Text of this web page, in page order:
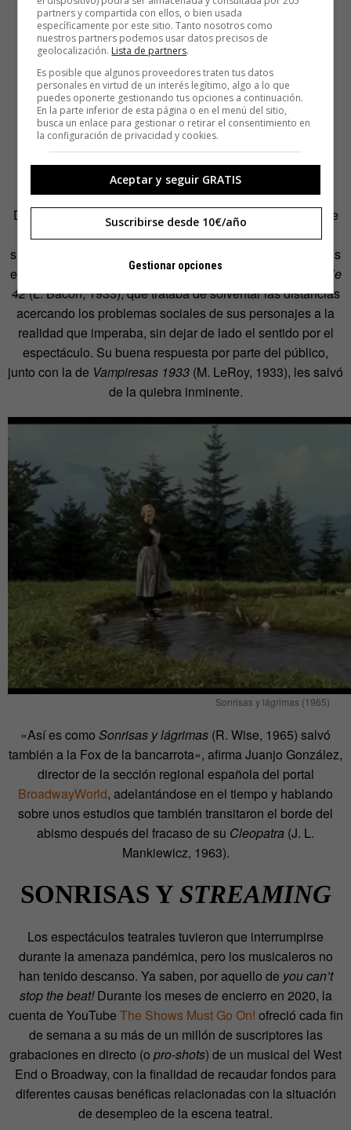
De pronto, al público dejó de interesarle que la realidad de
aquellas películas se pareciese tan poco a la suya y que
sus guiones repitiesen la misma fórmula una y otra vez. Los
estudios de Warner Brothers, por su parte, lanzaron
La calle
42(L. Bacon, 1933), que trataba de solventar las distancias
acercando los problemas sociales de sus personajes a la
realidad que imperaba, sin dejar de lado el sentido por el
espectáculo. Su buena respuesta por parte del público,
junto con la de Vampiresas 1933 (M. LeRoy, 1933), les salvó
de la quiebra inminente.
Sonrisas y lágrimas (1965)
«Así es como Sonrisas y lágrimas (R. Wise, 1965) salvó
también a la Fox de la bancarrota», afirma Juanjo González,
director de la sección regional española del portal
BroadwayWorld, adelantándose en el tiempo y hablando
sobre unos estudios que también transitaron el borde del
abismo después del fracaso de su Cleopatra (J. L.
Mankiewicz, 1963).
SONRISAS Y STREAMING
Los espectáculos teatrales tuvieron que interrumpirse
durante la amenaza pandémica, pero los musicaleros no
han tenido descanso. Ya saben, por aquello de you can’t
stop the beat!Durante los meses de encierro en 2020, la
cuenta de YouTube The Shows Must Go On! ofreció cada fin
de semana a su más de un millón de suscriptores las
grabaciones en directo (o pro-shots) de un musical del West
End o Broadway, con la finalidad de recaudar fondos para
diferentes causas benéficas relacionadas con la situación
de desempleo de la escena teatral.
partners y compartida con ellos, o bien usada
específicamente por este sitio. Tanto nosotros como
nuestros partners podemos usar datos precisos de
geolocalización. Lista de partners.
Es posible que algunos proveedores traten tus datos
personales en virtud de un interés legítimo, algo a lo que
puedes oponerte gestionando tus opciones a continuación.
En la parte inferior de esta página o en el menú del sitio,
busca un enlace para gestionar o retirar el consentimiento en
la configuración de privacidad y cookies.
Aceptar y seguir GRATIS
Suscribirse desde 10€/año
Gestionar opciones